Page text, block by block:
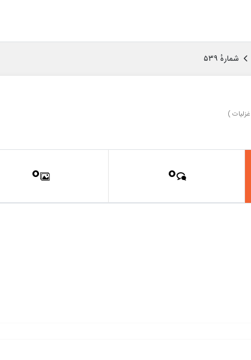
شمارهٔ ۵۳۹
غزلیات)
0
0